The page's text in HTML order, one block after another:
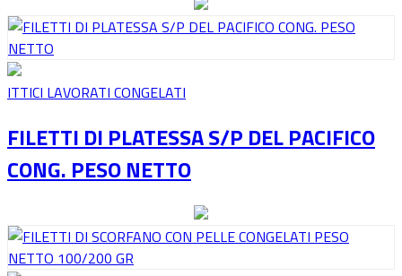
ITTICI LAVORATI CONGELATI
FILETTI DI PLATESSA S/P DEL PACIFICO
CONG. PESO NETTO